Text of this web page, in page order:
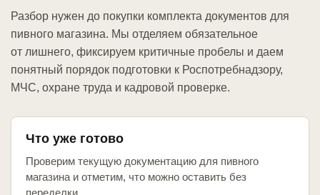
Разбор нужен до покупки комплекта документов для
пивного магазина. Мы отделяем обязательное
от лишнего, фиксируем критичные пробелы и даем
понятный порядок подготовки к Роспотребнадзору,
МЧС, охране труда и кадровой проверке.
Что уже готово
Проверим текущую документацию для пивного
магазина и отметим, что можно оставить без
переделки.